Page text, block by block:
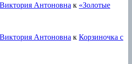
Антоновна к «Золотые
Антоновна к Корзиночка с